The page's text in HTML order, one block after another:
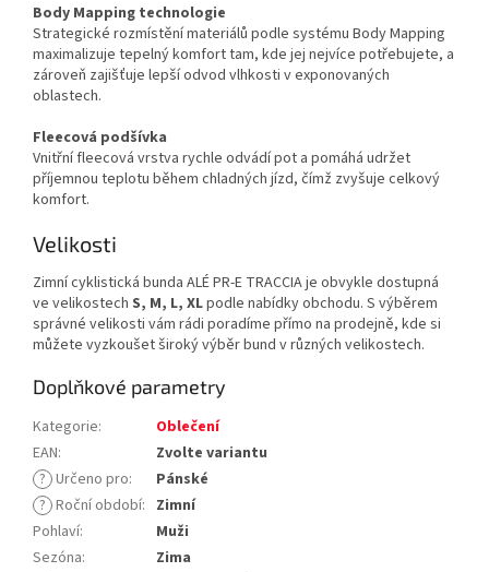
Body Mapping technologie
Strategické rozmístění materiálů podle systému Body Mapping
maximalizuje tepelný komfort tam, kde jej nejvíce potřebujete, a
zároveň zajišťuje lepší odvod vlhkosti v exponovaných
oblastech.
Fleecová podšívka
Vnitřní fleecová vrstva rychle odvádí pot a pomáhá udržet
příjemnou teplotu během chladných jízd, čímž zvyšuje celkový
komfort.
Velikosti
Zimní cyklistická bunda ALÉ PR-E TRACCIA je obvykle dostupná
ve velikostech S, M, L, XLpodle nabídky obchodu. S výběrem
správné velikosti vám rádi poradíme přímo na prodejně, kde si
můžete vyzkoušet široký výběr bund v různých velikostech.
Doplňkové parametry
Kategorie:
Oblečení
EAN:
Zvolte variantu
? Určeno pro:
Pánské
? Roční období: Zimní
Pohlaví:
Muži
Sezóna:
Zima